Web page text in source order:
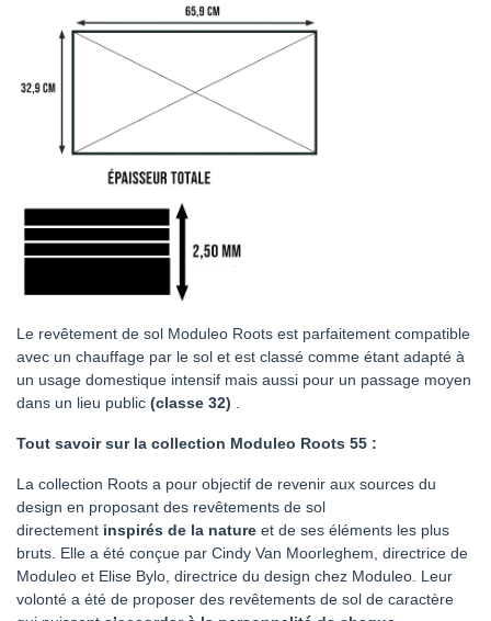
Le revêtement de sol Moduleo Roots est parfaitement compatible
avec un chauffage par le sol et est classé comme étant adapté à
un usage domestique intensif mais aussi pour un passage moyen
dans un lieu public (classe 32)
Tout savoir sur la collection Moduleo Roots 55 :
La collection Roots a pour objectif de revenir aux sources du
design en proposant des revêtements de sol
directement inspirés de la nature et de ses éléments les plus
bruts. Elle a été conçue par Cindy Van Moorleghem, directrice de
Moduleo et Elise Bylo, directrice du design chez Moduleo. Leur
volonté a été de proposer des revêtements de sol de caractère